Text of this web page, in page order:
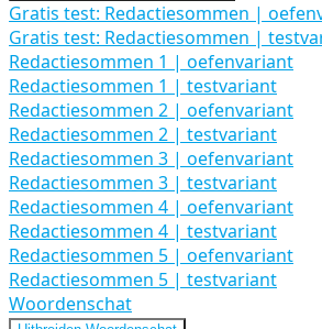
Gratis test: Redactiesommen |
Gratis test: Redactiesommen |
Redactiesommen 1 | oefenvariant
Redactiesommen 1 | testvariant
Redactiesommen 2 | oefenvariant
Redactiesommen 2 | testvariant
Redactiesommen 3 | oefenvariant
Redactiesommen 3 | testvariant
Redactiesommen 4 | oefenvariant
Redactiesommen 4 | testvariant
Redactiesommen 5 | oefenvariant
Redactiesommen 5 | testvariant
Woordenschat